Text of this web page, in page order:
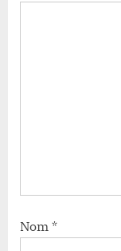
Nom *